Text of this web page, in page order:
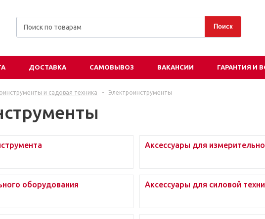
ДОСТАВКА САМОВЫВОЗ ВАКАНСИИ ГАРАНТИЯ И
и садовая техника - Электроинструменты
Аксессуары для
оборудования Аксессуары для силовой